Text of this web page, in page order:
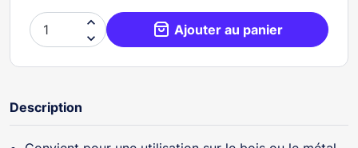

 Ajouter au panier
Description